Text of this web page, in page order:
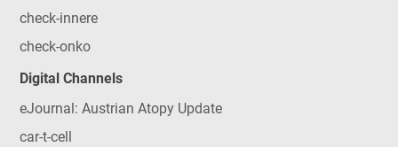
check-innere
check-onko
Digital Channels
eJournal: Austrian Atopy Update
car-t-cell